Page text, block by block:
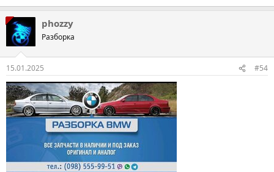
phozzy
Разборка
15.01.2025 #54